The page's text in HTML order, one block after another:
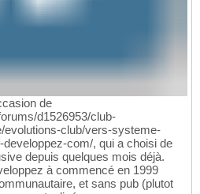
de
d1526953/club-
evolutions-club/vers-systeme-
com/, qui a choisi de
depuis quelques mois déjà.
à commencé en 1999
et sans pub (plutot